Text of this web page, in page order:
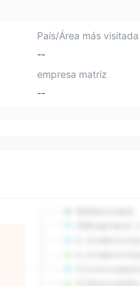
País/Área más visitada
--
empresa matriz
--